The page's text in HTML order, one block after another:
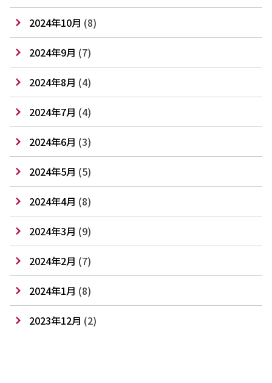
2024年10月 (8)
2024年9月 (7)
2024年8月 (4)
2024年7月 (4)
2024年6月 (3)
2024年5月 (5)
2024年4月 (8)
2024年3月 (9)
2024年2月 (7)
2024年1月 (8)
2023年12月 (2)